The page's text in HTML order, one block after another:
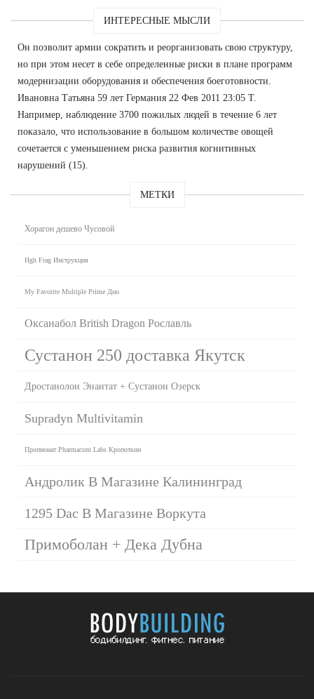
ИНТЕРЕСНЫЕ МЫСЛИ
Он позволит армии сократить и реорганизовать свою структуру,
но при этом несет в себе определенные риски в плане программ
модернизации оборудования и обеспечения боеготовности.
Ивановна Татьяна 59 лет Германия 22 Фев 2011 23:05 Т.
Например, наблюдение 3700 пожилых людей в течение 6 лет
показало, что использование в большом количестве овощей
сочетается с уменьшением риска развития когнитивных
нарушений (15).
МЕТКИ
Хорагон дешево Чусовой
Hgh Frag Инструкция
My Favorite Multiple Prime Дно
Оксанабол British Dragon Рославль
Сустанон 250 доставка Якутск
Дростанолон Энантат + Сустанон Озерск
Supradyn Multivitamin
Пропионат Pharmacom Labs Кропоткин
Андролик В Магазине Калининград
1295 Dac В Магазине Воркута
Примоболан + Дека Дубна